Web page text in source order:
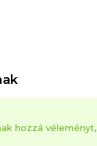
oldal és has
hozzá